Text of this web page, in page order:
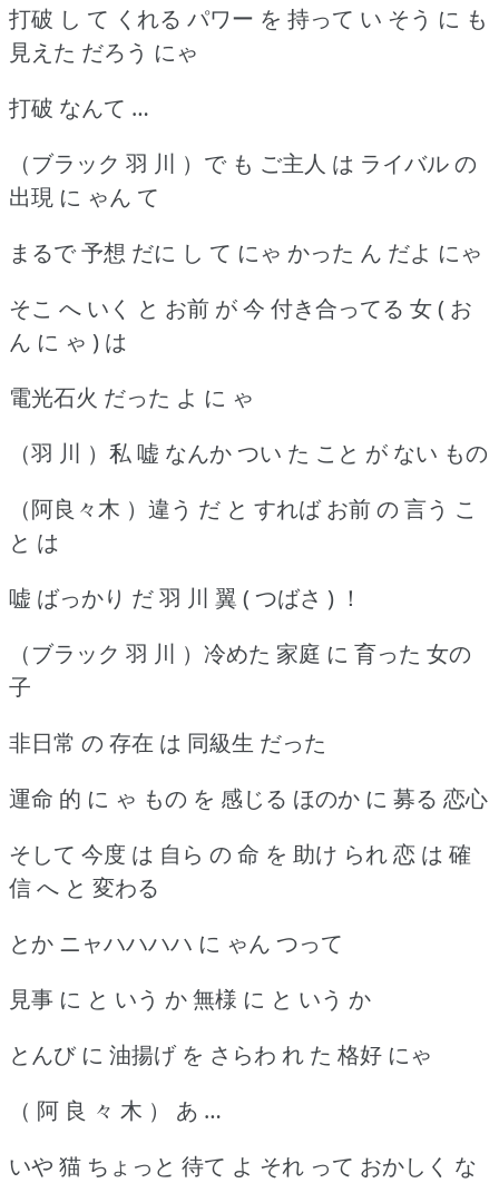
打破 し て くれる パワー を 持って い そう に も
見えた だろう にゃ
打破 なんて …
（ブラック 羽 川 ）で も ご主人 は ライバル の
出現 に ゃん て
まるで 予想 だに し て にゃ かった ん だよ にゃ
そこ へ いく と お前 が 今 付き合ってる 女 ( お
ん に ゃ ) は
電光石火 だった よ に ゃ
（羽 川 ）私 嘘 なんか つい た こと が ない もの
（阿良々木 ）違う だ と すれば お前 の 言う こ
と は
嘘 ばっかり だ 羽 川 翼 ( つばさ ) ！
（ブラック 羽 川 ）冷めた 家庭 に 育った 女の
子
非日常 の 存在 は 同級生 だった
運命 的 に ゃ もの を 感じる ほのか に 募る 恋心
そして 今度 は 自ら の 命 を 助け られ 恋 は 確
信 へ と 変わる
とか ニャハハハハ に ゃん つって
見事 に と いう か 無様 に と いう か
とんび に 油揚げ を さらわ れ た 格好 にゃ
（ 阿 良 々 木 ） あ …
いや 猫 ちょっと 待て よ それ って おかしく な